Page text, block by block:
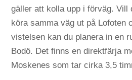
gäller att kolla upp i förväg. Vill
köra samma väg ut på Lofoten
vistelsen kan du planera in en
Bodö. Det finns en direktfärja
Moskenes som tar cirka 3,5